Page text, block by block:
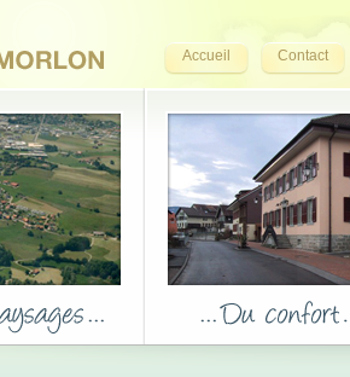
Accueil Contact